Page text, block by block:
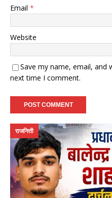
Email *
Website
Save my name, email, and
next time I comment.
राजनिती